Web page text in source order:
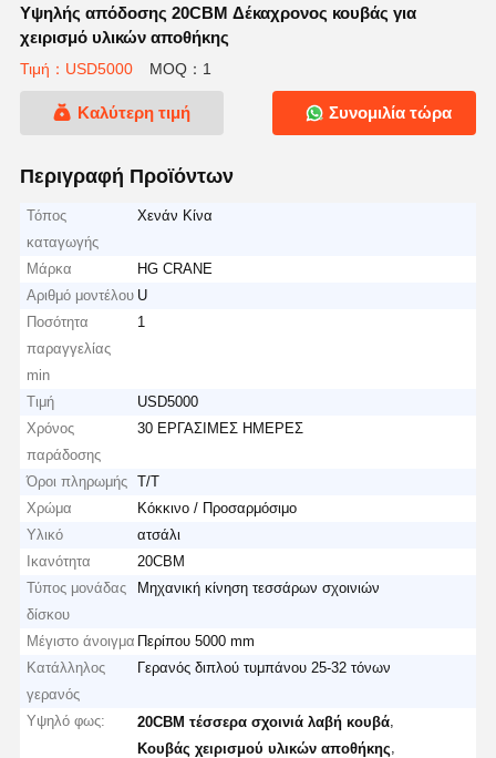
Υψηλής απόδοσης 20CBM Δέκαχρονος κουβάς για
χειρισμό υλικών αποθήκης
Τιμή：USD5000 MOQ：1
Καλύτερη τιμή Συνομιλία τώρα
Περιγραφή Προϊόντων
Τόπος
καταγωγής
Χενάν Κίνα
Μάρκα
HG CRANE
Αριθμό μοντέλου U
Ποσότητα
παραγγελίας
min
1
Τιμή
USD5000
Χρόνος
παράδοσης
30 ΕΡΓΑΣΙΜΕΣ ΗΜΕΡΕΣ
Όροι πληρωμής
T/T
Χρώμα
Κόκκινο / Προσαρμόσιμο
Υλικό
ατσάλι
Ικανότητα
20CBM
Τύπος μονάδας
δίσκου
Μηχανική κίνηση τεσσάρων σχοινιών
Μέγιστο άνοιγμα Περίπου 5000 mm
Κατάλληλος
γερανός
Γερανός διπλού τυμπάνου 25-32 τόνων
Υψηλό φως: 20CBM τέσσερα σχοινιά λαβή κουβά
Κουβάς χειρισμού υλικών αποθήκης